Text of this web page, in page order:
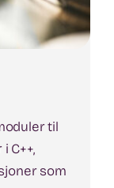
til
C++,
som